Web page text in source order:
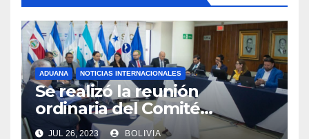
ADUANA NOTICIAS INTERNACIONALES
Se realizó la reunión
ordinaria del Comité
Aduanero Centroamericano
JUL 26, 2023 BOLIVIA